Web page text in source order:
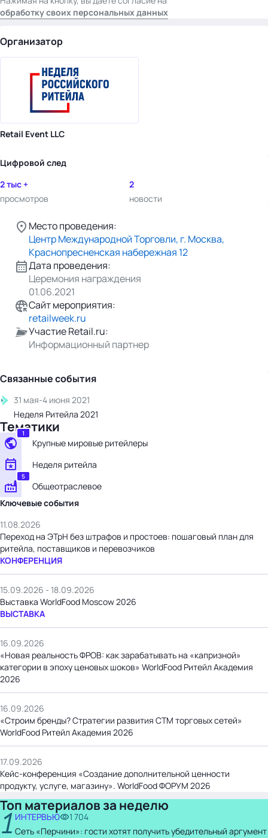
обработку своих персональных данных
Организатор
Retail Event LLC
Цифровой след
2 тыс +
просмотров
2
новости
Место проведения:
Центр Международной Торговли, г. Москва,
Краснопресненская набережная 12
Дата проведения:
Церемония награждения
01.06.2021
Сайт мероприятия:
retailweek.ru
Участие Retail.ru:
Информационный партнер
Связанные события
31 мая-4 июня 2021
Неделя Ритейла 2021
Тематики
1
Крупные мировые ритейлеры
Неделя ритейла
5
Общеотраслевое
Ключевые события
11.08.2026
Переход на ЭТрН без штрафов и простоев: пошаговый план для
ритейла, поставщиков и перевозчиков
КОНФЕРЕНЦИЯ
15.09.2026 - 18.09.2026
Выставка WorldFood Moscow 2026
ВЫСТАВКА
16.09.2026
«Новая реальность ФРОВ: как зарабатывать на «капризной»
категории в эпоху ценовых шоков» WorldFood Ритейл Академия
2026
16.09.2026
«Строим бренды? Стратегии развития СТМ торговых сетей»
WorldFood Ритейл Академия 2026
17.09.2026
Кейс-конференция «Создание дополнительной ценности
продукту, услуге, магазину». WorldFood ФОРУМ 2026
Топ материалов за неделю
1 ИНТЕРВЬЮ
1 704
Сеть «Перчини»: гости хотят получить убедительный аргумент